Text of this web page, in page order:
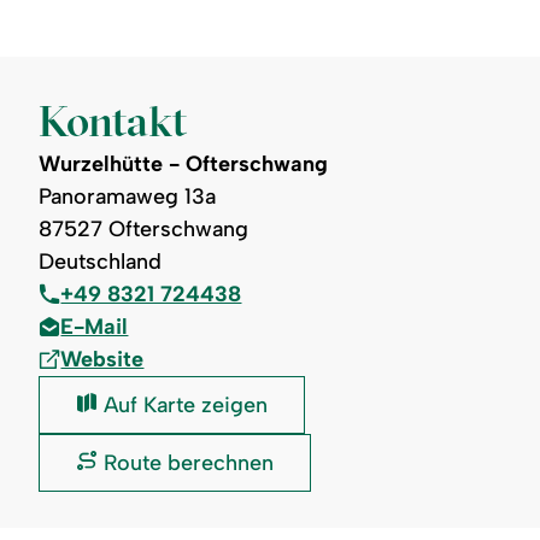
Kontakt
Wurzelhütte - Ofterschwang
Panoramaweg 13a
87527 Ofterschwang
Deutschland
+49 8321 724438
E-Mail
Website
Wurzelhütte
Auf Karte zeigen
Wurzelhütte
Route berechnen